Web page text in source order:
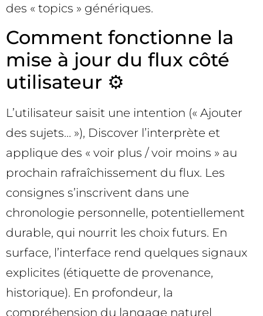
des « topics » génériques.
Comment fonctionne la
mise à jour du flux côté
utilisateur ⚙️
L’utilisateur saisit une intention (« Ajouter
des sujets… »), Discover l’interprète et
applique des « voir plus / voir moins » au
prochain rafraîchissement du flux. Les
consignes s’inscrivent dans une
chronologie personnelle, potentiellement
durable, qui nourrit les choix futurs. En
surface, l’interface rend quelques signaux
explicites (étiquette de provenance,
historique). En profondeur, la
compréhension du langage naturel